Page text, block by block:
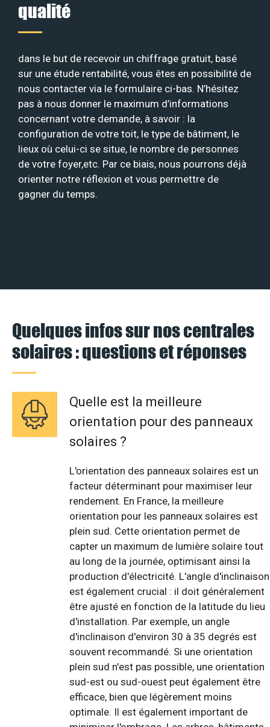
qualité
dans le but de recevoir un chiffrage gratuit, basé
sur une étude rentabilité, vous êtes en possibilité de
nous contacter via le formulaire ci-bas. N’hésitez
pas à nous donner le maximum d’informations
concernant votre demande, à savoir : la
configuration de votre toit, le type de bâtiment, le
lieux où celui-ci se situe, le nombre de personnes
de votre foyer,etc. Par ce biais, nous pourrons déjà
orienter notre réflexion et vous permettre de
gagner du temps.
Quelques infos sur nos centrales
solaires : questions et réponses
Quelle est la meilleure
orientation pour des panneaux
solaires ?
L'orientation des panneaux solaires est un
facteur déterminant pour maximiser leur
rendement. En France, la meilleure
orientation pour les panneaux solaires est
plein sud. Cette orientation permet de
capter un maximum de lumière solaire tout
au long de la journée, optimisant ainsi la
production d'électricité. L'angle d'inclinaison
est également crucial : il doit généralement
être ajusté en fonction de la latitude du lieu
d'installation. Par exemple, un angle
d'inclinaison d'environ 30 à 35 degrés est
souvent recommandé. Si une orientation
plein sud n'est pas possible, une orientation
sud-est ou sud-ouest peut également être
efficace, bien que légèrement moins
optimale. Il est également important de